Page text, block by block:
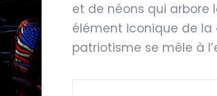
et de néons qui arbore
élément iconique de la
patriotisme se mêle à